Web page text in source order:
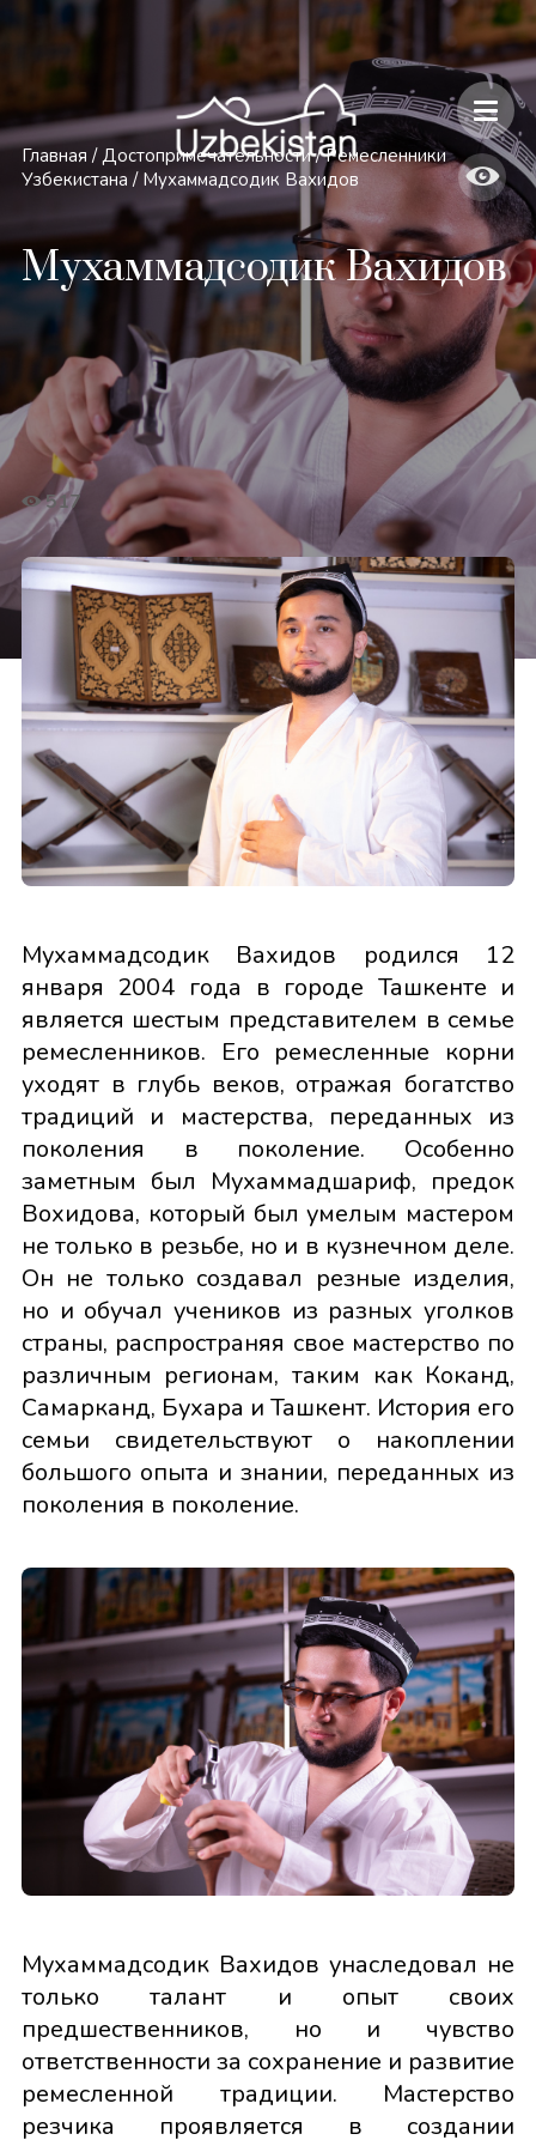
Безопасность и особенности путешествий по Узбекистану
Главная / Достопримечательности / Ремесленники
Узбекистана / Мухаммадcодик Вахидов
Мухаммадcодик Вахидов
517
Мухаммадсодик Вахидов родился 12
января 2004 года в городе Ташкенте и
является шестым представителем в семье
ремесленников. Его ремесленные корни
уходят в глубь веков, отражая богатство
традиций и мастерства, переданных из
поколения в поколение. Особенно
заметным был Мухаммадшариф, предок
Вохидова, который был умелым мастером
не только в резьбе, но и в кузнечном деле.
Он не только создавал резные изделия,
но и обучал учеников из разных уголков
страны, распространяя свое мастерство по
различным регионам, таким как Коканд,
Самарканд, Бухара и Ташкент. История его
семьи свидетельствуют о накоплении
большого опыта и знании, переданных из
поколения в поколение.
Мухаммадсодик Вахидов унаследовал не
только талант и опыт своих
предшественников, но и чувство
ответственности за сохранение и развитие
ремесленной традиции. Мастерство
резчика проявляется в создании